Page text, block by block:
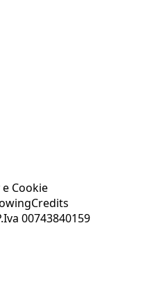
Cookie
Credits
00743840159